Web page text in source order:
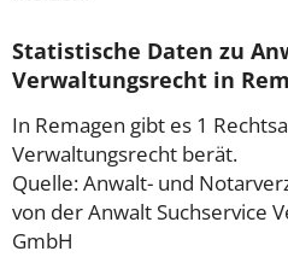
Statistische Daten zu
Verwaltungsrecht in
In Remagen gibt es 1
Verwaltungsrecht berät.
Quelle: Anwalt- und
von der Anwalt Suchservice
GmbH